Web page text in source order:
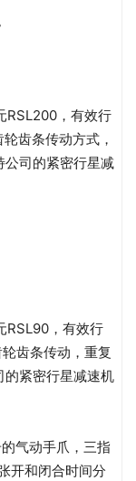
RSL200，有效行
齿条传动方式，
司的紧密行星减
RSL90，有效行
齿条传动，重复
的紧密行星减速机
气动手爪，三指
开和闭合时间分